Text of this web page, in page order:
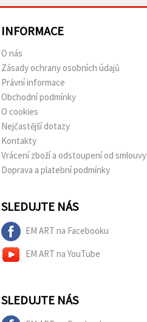
INFORMACE
O nás
Zásady ochrany osobních údajů
Právní informace
Obchodní podmínky
O cookies
Nejčastější dotazy
Kontakty
Vrácení zboží a odstoupení od smlouvy
Doprava a platební podmínky
SLEDUJTE NÁS
EM ART na Facebooku
EM ART na YouTube
SLEDUJTE NÁS